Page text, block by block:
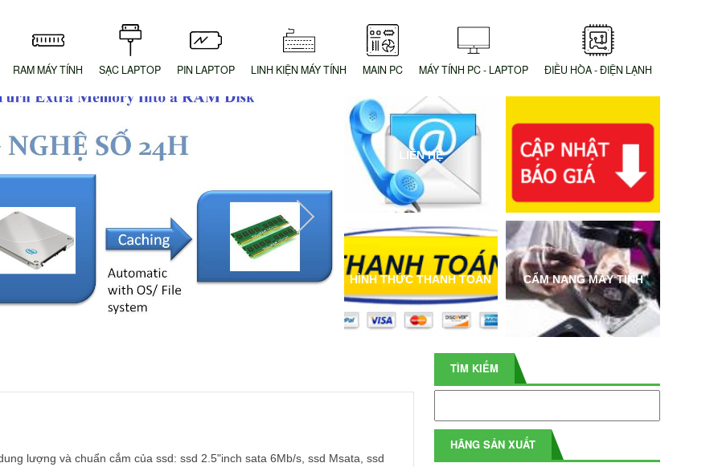
RAM MÁY TÍNH SẠC LAPTOP PIN LAPTOP LINH KIỆN MÁY TÍNH MAIN PC MÁY TÍNH PC - LAPTOP ĐIỀU HÒA - ĐIỆN LẠNH
LIÊN HỆ
HÌNH THỨC THANH TOÁN CẨM NANG MÁY TINH
lượng và chuẩn cắm của ssd: ssd 2.5"inch sata 6Mb/s, ssd Msata, ssd
TÌM KIẾM
HÃNG SẢN XUẤT